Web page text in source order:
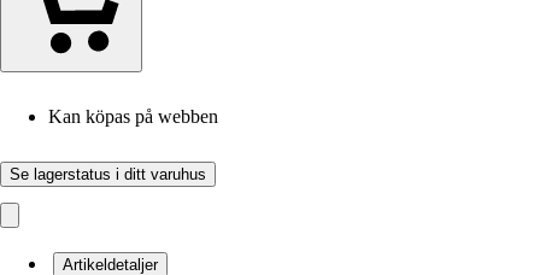
Kan köpas på webben
Se lagerstatus i ditt varuhus
Artikeldetaljer